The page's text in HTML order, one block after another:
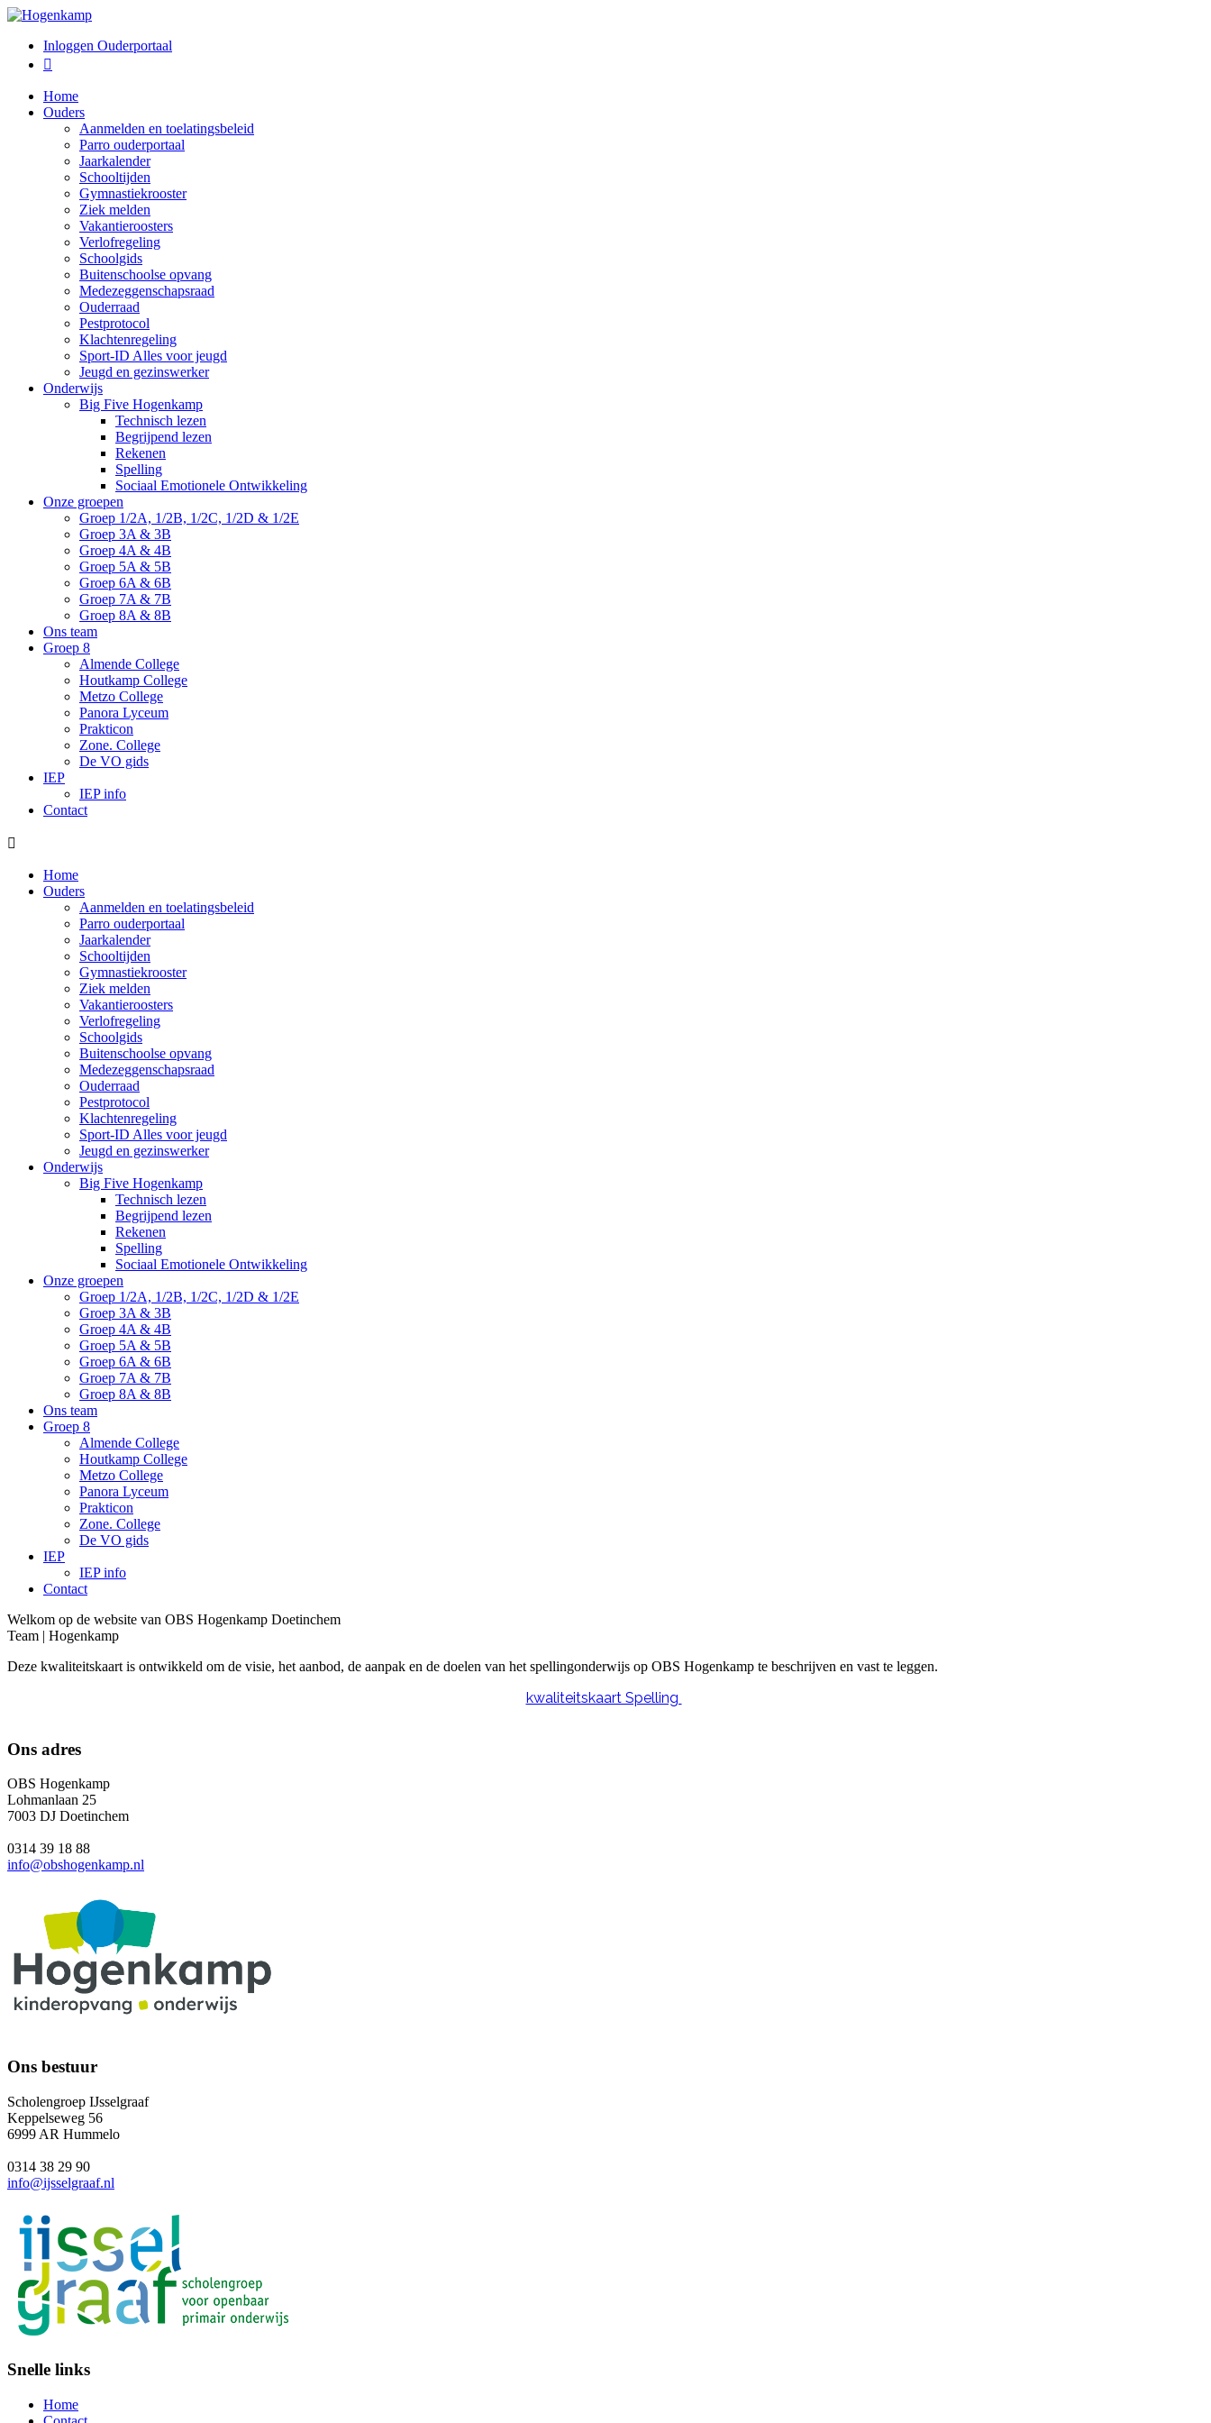
Inloggen Ouderportaal

Home
Ouders
Aanmelden en toelatingsbeleid
Parro ouderportaal
Jaarkalender
Schooltijden
Gymnastiekrooster
Ziek melden
Vakantieroosters
Verlofregeling
Schoolgids
Buitenschoolse opvang
Medezeggenschapsraad
Ouderraad
Pestprotocol
Klachtenregeling
Sport-ID Alles voor jeugd
Jeugd en gezinswerker
Onderwijs
Big Five Hogenkamp
Technisch lezen
Begrijpend lezen
Rekenen
Spelling
Sociaal Emotionele Ontwikkeling
Onze groepen
Groep 1/2A, 1/2B, 1/2C, 1/2D & 1/2E
Groep 3A & 3B
Groep 4A & 4B
Groep 5A & 5B
Groep 6A & 6B
Groep 7A & 7B
Groep 8A & 8B
Ons team
Groep 8
Almende College
Houtkamp College
Metzo College
Panora Lyceum
Prakticon
Zone. College
De VO gids
IEP
IEP info
Contact

Home
Ouders
Aanmelden en toelatingsbeleid
Parro ouderportaal
Jaarkalender
Schooltijden
Gymnastiekrooster
Ziek melden
Vakantieroosters
Verlofregeling
Schoolgids
Buitenschoolse opvang
Medezeggenschapsraad
Ouderraad
Pestprotocol
Klachtenregeling
Sport-ID Alles voor jeugd
Jeugd en gezinswerker
Onderwijs
Big Five Hogenkamp
Technisch lezen
Begrijpend lezen
Rekenen
Spelling
Sociaal Emotionele Ontwikkeling
Onze groepen
Groep 1/2A, 1/2B, 1/2C, 1/2D & 1/2E
Groep 3A & 3B
Groep 4A & 4B
Groep 5A & 5B
Groep 6A & 6B
Groep 7A & 7B
Groep 8A & 8B
Ons team
Groep 8
Almende College
Houtkamp College
Metzo College
Panora Lyceum
Prakticon
Zone. College
De VO gids
IEP
IEP info
Contact
Welkom op de website van OBS Hogenkamp Doetinchem
Team | Hogenkamp
Deze kwaliteitskaart is ontwikkeld om de visie, het aanbod, de aanpak en de doelen van het spellingonderwijs op OBS Hogenkamp te beschrijven en vast te leggen.
kwaliteitskaart Spelling
Ons adres
OBS Hogenkamp
Lohmanlaan 25
7003 DJ Doetinchem
0314 39 18 88
info@obshogenkamp.nl
Ons bestuur
Scholengroep IJsselgraaf
Keppelseweg 56
6999 AR Hummelo
0314 38 29 90
info@ijsselgraaf.nl
Snelle links
Home